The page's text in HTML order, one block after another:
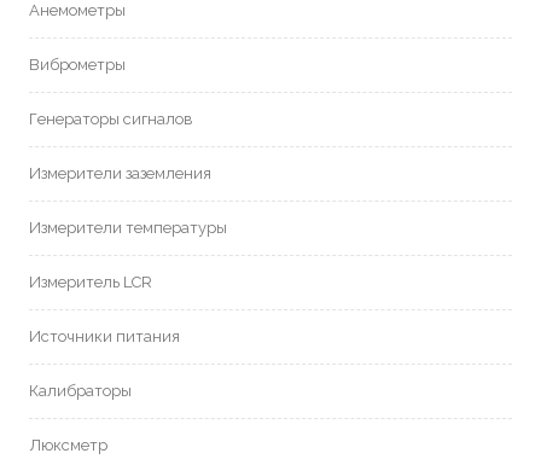
Анемометры
Виброметры
Генераторы сигналов
Измерители заземления
Измерители температуры
Измеритель LCR
Источники питания
Калибраторы
Люксметр